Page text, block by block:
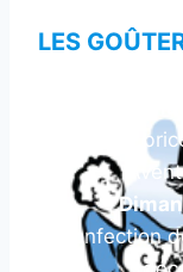
LES
Atelier
Confection